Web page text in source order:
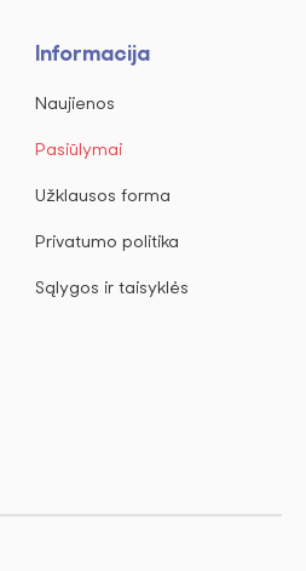
Informacija
Naujienos
Pasiūlymai
Užklausos forma
Privatumo politika
Sąlygos ir taisyklės